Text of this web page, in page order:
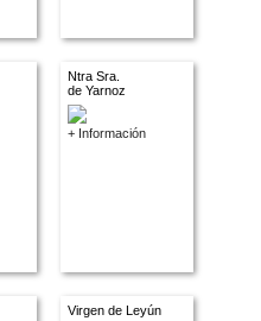
Ntra Sra.
de Yarnoz
+ Información
Virgen de Leyún